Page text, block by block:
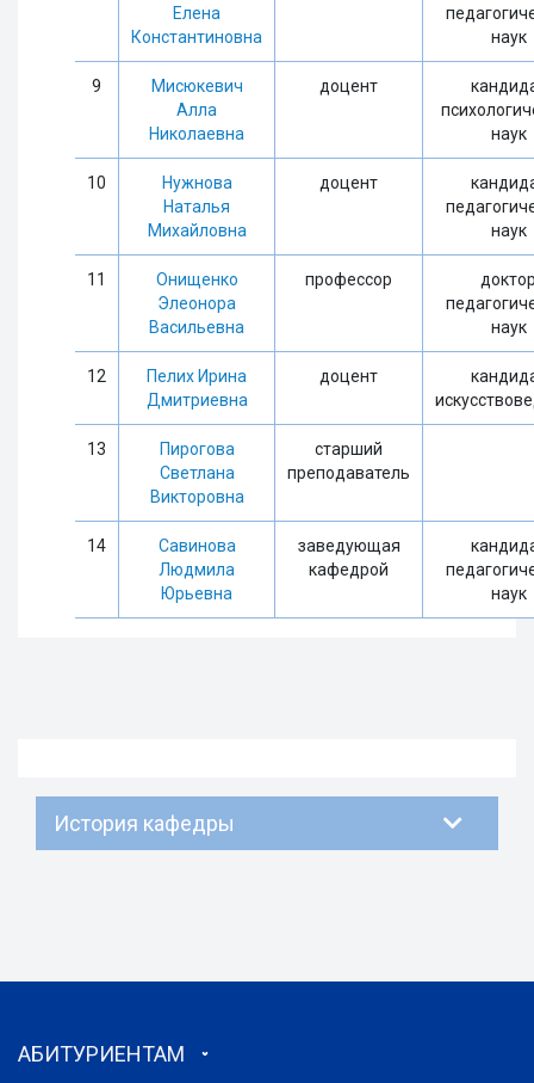
Елена
Константиновна
наук
9
Мисюкевич
Алла
Николаевна
доцент
наук
10
Нужнова
Наталья
Михайловна
доцент
наук
11
Онищенко
Элеонора
Васильевна
профессор
наук
12
Пелих Ирина
Дмитриевна
доцент
13
Пирогова
Светлана
Викторовна
старший
преподаватель
14
Савинова
Людмила
Юрьевна
заведующая
кафедрой
наук
История кафедры
АБИТУРИЕНТАМ